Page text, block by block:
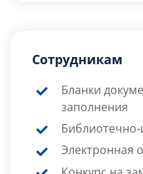
Сотрудникам
Бланки
заполнения
Библиотечно-
Электронная